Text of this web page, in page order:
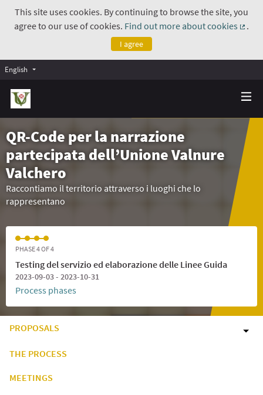
This site uses cookies. By continuing to browse the site, you
agree to our use of cookies. Find out more about cookies
.
I agree
English
QR-Code per la narrazione
partecipata dell’Unione Valnure
Valchero
Raccontiamo il territorio attraverso i luoghi che lo
rappresentano
PHASE 4 OF 4
Testing del servizio ed elaborazione delle Linee Guida
2023-09-03 - 2023-10-31
Process phases
PROPOSALS
THE PROCESS
MEETINGS